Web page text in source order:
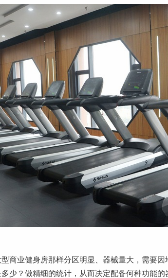
商业健身房那样分区明显、器械量大，需要
少？做精细的统计，从而决定配备何种功能